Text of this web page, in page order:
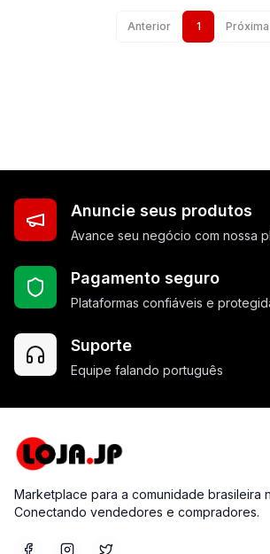
Anterior 1 Próxima
Anuncie seus produtos
Avance seu negócio com nossa
Pagamento seguro
Plataformas confiáveis e
Suporte
Equipe falando português
Marketplace para a comunidade brasileira
Conectando vendedores e compradores.